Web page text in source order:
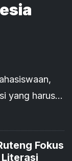
yang harus
Fokus